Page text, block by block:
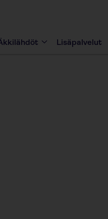
Lisäpalvelut